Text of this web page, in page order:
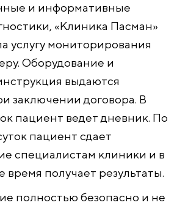
и информативные
«Клиника Пасман»
услугу мониторирования
Оборудование и
выдаются
заключении договора. В
пациент ведет дневник. По
пациент сдает
специалистам клиники и в
время получает результаты.
полностью безопасно и не